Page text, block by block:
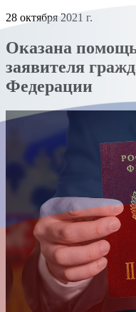
28 октября 2021 г.
Оказана
заявителя
Федерации